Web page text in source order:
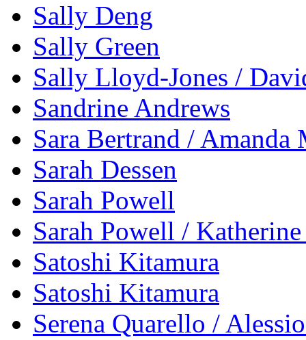
Sally Deng
Sally Green
Sally Lloyd-Jones /
Sandrine Andrews
Sara Bertrand / Amanda
Sarah Dessen
Sarah Powell
Sarah Powell /
Satoshi Kitamura
Satoshi Kitamura
Serena Quarello /